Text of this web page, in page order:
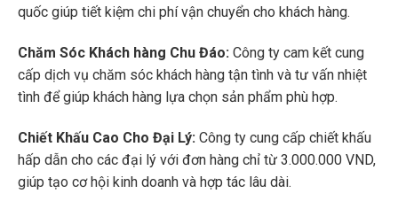
quốc giúp tiết kiệm chi phí vận chuyển cho khách hàng.
Chăm Sóc Khách hàng Chu Đáo: Công ty cam kết cung
cấp dịch vụ chăm sóc khách hàng tận tình và tư vấn nhiệt
tình để giúp khách hàng lựa chọn sản phẩm phù hợp.
Chiết Khấu Cao Cho Đại Lý: Công ty cung cấp chiết khấu
hấp dẫn cho các đại lý với đơn hàng chỉ từ 3.000.000 VND,
giúp tạo cơ hội kinh doanh và hợp tác lâu dài.